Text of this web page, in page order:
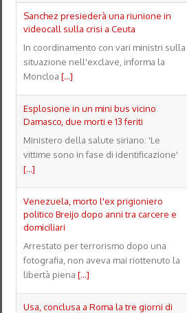
Sanchez presiederà una riunione in
videocall sulla crisi a Ceuta
In coordinamento con vari ministri sulla
situazione nell'exclave, informa la
Moncloa [...]
Esplosione in un mini bus vicino
Damasco, due morti e 13 feriti
Ministero della salute siriano: 'Le
vittime sono in fase di identificazione'
[...]
Venezuela, morto l'ex prigioniero
politico Breijo dopo anni tra carcere e
domiciliari
Arrestato per terrorismo dopo una
fotografia, non aveva mai riottenuto la
libertà piena [...]
Usa, conclusa a Roma la tre giorni di